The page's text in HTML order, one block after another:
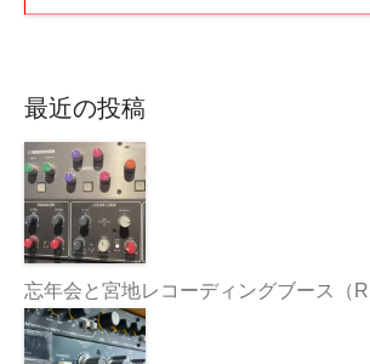
最近の投稿
忘年会と宮地レコーディングブース（